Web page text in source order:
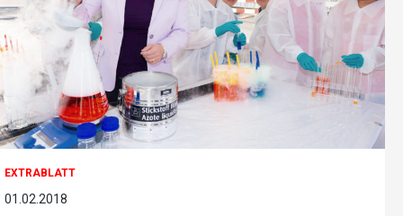
EXTRABLATT
01.02.2018